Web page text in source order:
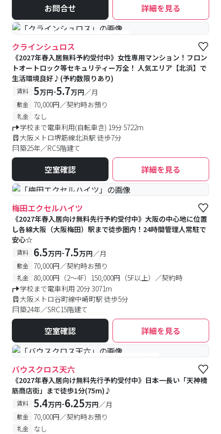
お問合せ 詳細を見る
#女性専用 #予約受付中 #空室待ち
クラインシュロス
《2027年春入居無料予約受付中》女性専用マンション！フロン
トオートロック等セキュリティー万全！ 人気エリア【北浜】で
生活環境良好♪(予約数限りあり)
賃料 5万円-5.7万円／月
敷金 70,000円／契約時お預り
礼金
なし
学校まで電車利用(自転車含) 19分 5722m
大阪メトロ堺筋線北浜駅 徒歩7分
築25年／RC5階建て
空室確認 詳細を見る
#予約受付中 #空室待ち
梅田エクセルハイツ
《2027年春入居向け無料先行予約受付中》大阪の中心地に位置
し各線大阪（大阪梅田）駅まで徒歩圏内！24時間管理人常駐で
安心☆
賃料 6.5万円-7.5万円／月
敷金 70,000円／契約時お預り
礼金
80,000円（2～4F）150,000円（5F以上）／契約時
学校まで電車利用 20分 3071m
大阪メトロ谷町線中崎町駅 徒歩5分
築24年／SRC15階建て
空室確認 詳細を見る
#女性優先フロアあり #予約受付中 #空室待ち
バウスクロス天六
《2027年春入居向け無料先行予約受付中》日本一長い「天神橋
筋商店街」まで徒歩1分(75m)♪
賃料 5.4万円-6.25万円／月
敷金 70,000円／契約時お預り
礼金
なし